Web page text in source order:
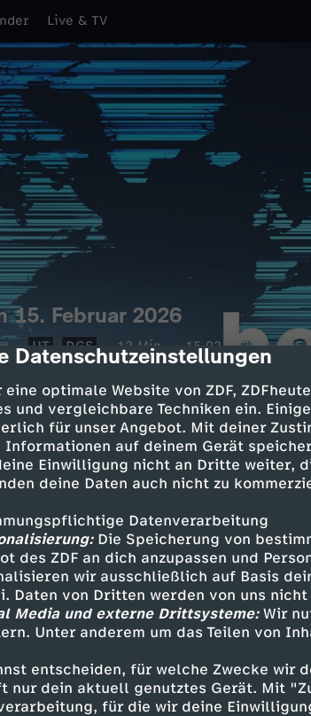
dialog-description
Datenschutzeinstellungen
eine optimale Website von ZDF,
und vergleichbare Techniken ein.
für unser Angebot. Mit deiner
Informationen auf deinem Gerät
Einwilligung nicht an Dritte weiter,
deine Daten auch nicht zu
Datenverarbeitung
Die Speicherung von
des ZDF an dich anzupassen und
wir ausschließlich auf Basis
Daten von Dritten werden von uns
Media und externe Drittsysteme:Wir
Unter anderem um das Teilen von
entscheiden, für welche Zwecke wir
nur dein aktuell genutztes Gerät. Mit
für die wir deine
Live & TV
15. Februar 2026
UT DGS 12 Min. 15.02.2026 ZDF
der Münchner
Rennen; weiteren Nachrichten,
Ähnliche Inhalte
Nachrichten Magazin
Deutsche Gebärdensprache